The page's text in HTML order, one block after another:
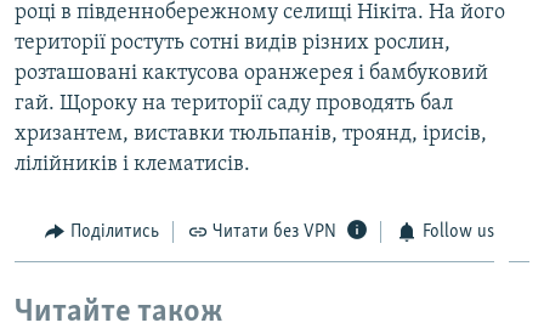
році в південнобережному селищі Нікіта. На його
території ростуть сотні видів різних рослин,
розташовані кактусова оранжерея і бамбуковий
гай. Щороку на території саду проводять бал
хризантем, виставки тюльпанів, троянд, ірисів,
лілійників і клематисів.
Поділитись Читати без VPN Follow us
Читайте також